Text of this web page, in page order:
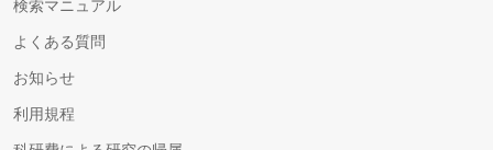
検索マニュアル
よくある質問
お知らせ
利用規程